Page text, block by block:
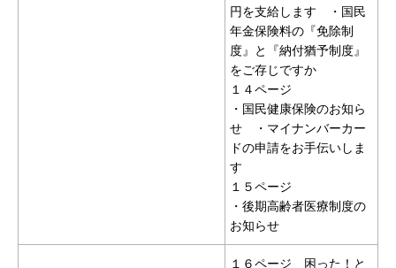
円を支給します ・国民
年金保険料の『免除制
度』と『納付猶予制度』
をご存じですか
１４ページ
・国民健康保険のお知ら
せ ・マイナンバーカー
ドの申請をお手伝いしま
す
１５ページ
・後期高齢者医療制度の
お知らせ
１６ページ 困った！と